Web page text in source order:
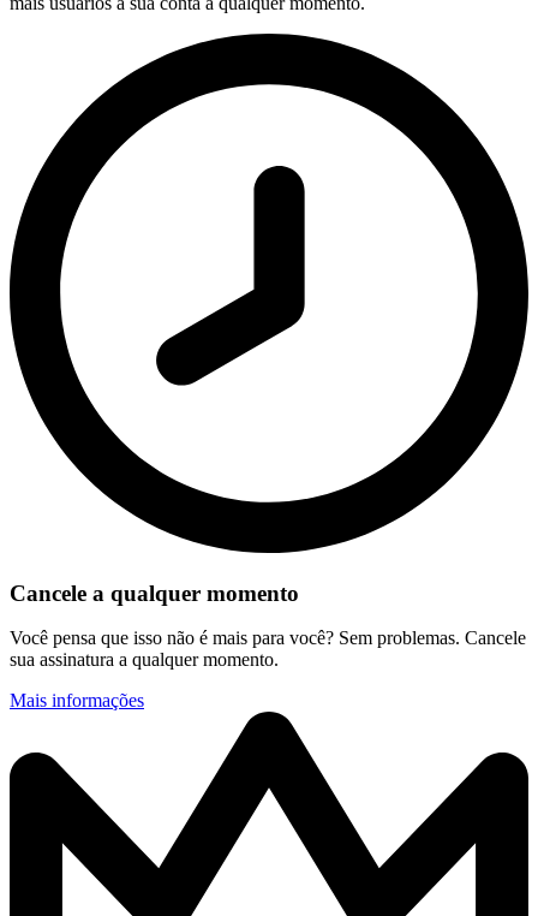
Cancele a qualquer momento
Você pensa que isso não é mais para você? Sem problemas. Cancele
sua assinatura a qualquer momento.
Mais informações